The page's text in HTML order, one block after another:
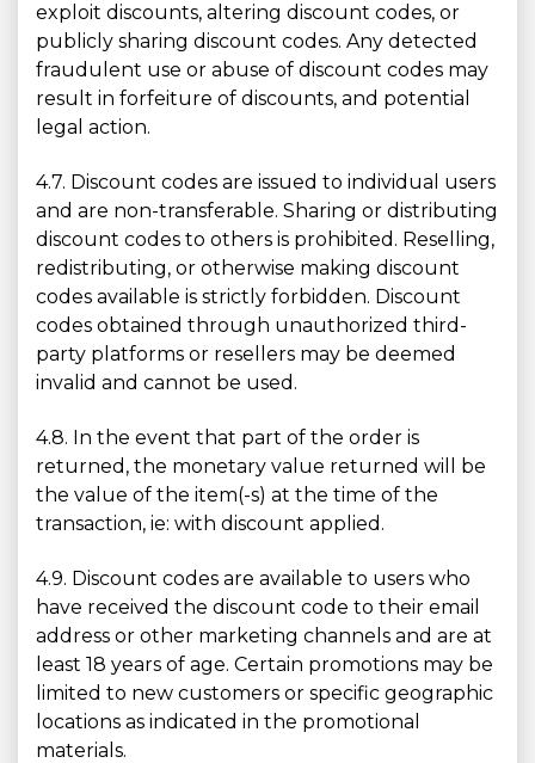
exploit discounts, altering discount codes, or
publicly sharing discount codes. Any detected
fraudulent use or abuse of discount codes may
result in forfeiture of discounts, and potential
legal action.
4.7. Discount codes are issued to individual users
and are non-transferable. Sharing or distributing
discount codes to others is prohibited. Reselling,
redistributing, or otherwise making discount
codes available is strictly forbidden. Discount
codes obtained through unauthorized third-
party platforms or resellers may be deemed
invalid and cannot be used.
4.8. In the event that part of the order is
returned, the monetary value returned will be
the value of the item(-s) at the time of the
transaction, ie: with discount applied.
4.9. Discount codes are available to users who
have received the discount code to their email
address or other marketing channels and are at
least 18 years of age. Certain promotions may be
limited to new customers or specific geographic
locations as indicated in the promotional
materials.